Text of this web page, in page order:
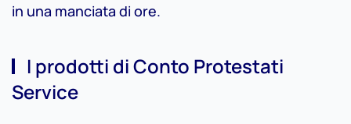
in una manciata di ore.
I prodotti di Conto Protestati
Service